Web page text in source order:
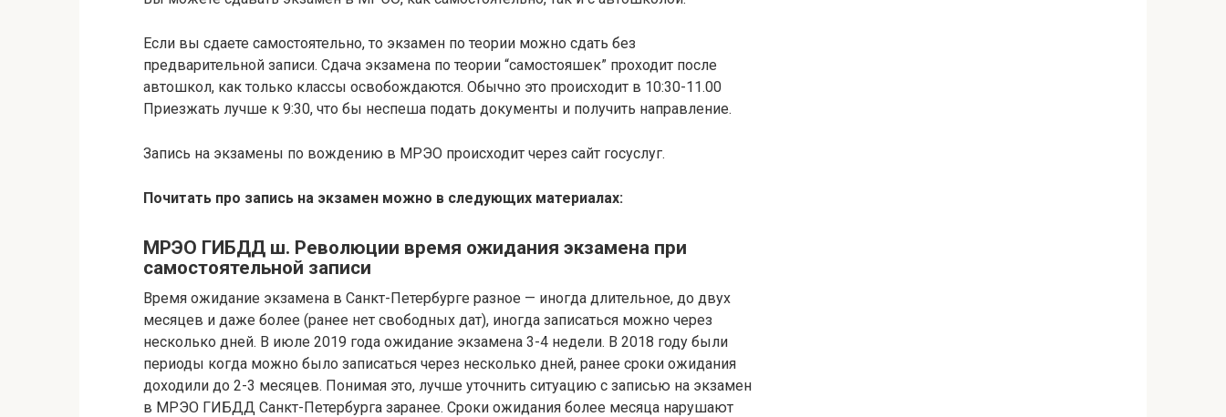
Если вы сдаете самостоятельно, то экзамен по теории можно сдать без
предварительной записи. Cдача экзамена по теории “самостояшек” проходит после
автошкол, как только классы освобождаются. Обычно это происходит в 10:30-11.00
Приезжать лучше к 9:30, что бы неспеша подать документы и получить направление.
Запись на экзамены по вождению в МРЭО происходит через сайт госуслуг.
Почитать про запись на экзамен можно в следующих материалах:
МРЭО ГИБДД ш. Революции время ожидания экзамена при
самостоятельной записи
Время ожидание экзамена в Санкт-Петербурге разное — иногда длительное, до двух
месяцев и даже более (ранее нет свободных дат), иногда записаться можно через
несколько дней. В июле 2019 года ожидание экзамена 3-4 недели. В 2018 году были
периоды когда можно было записаться через несколько дней, ранее сроки ожидания
доходили до 2-3 месяцев. Понимая это, лучше уточнить ситуацию с записью на экзамен
в МРЭО ГИБДД Санкт-Петербурга заранее. Сроки ожидания более месяца нарушают